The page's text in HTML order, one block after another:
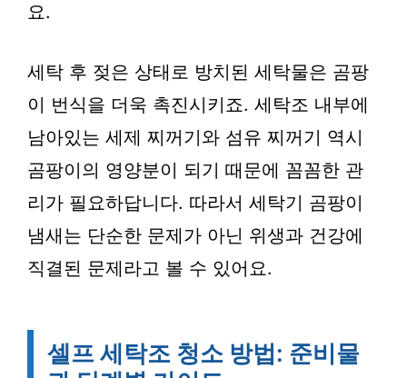
요.
세탁 후 젖은 상태로 방치된 세탁물은 곰팡
이 번식을 더욱 촉진시키죠. 세탁조 내부에
남아있는 세제 찌꺼기와 섬유 찌꺼기 역시
곰팡이의 영양분이 되기 때문에 꼼꼼한 관
리가 필요하답니다. 따라서 세탁기 곰팡이
냄새는 단순한 문제가 아닌 위생과 건강에
직결된 문제라고 볼 수 있어요.
셀프 세탁조 청소 방법: 준비물